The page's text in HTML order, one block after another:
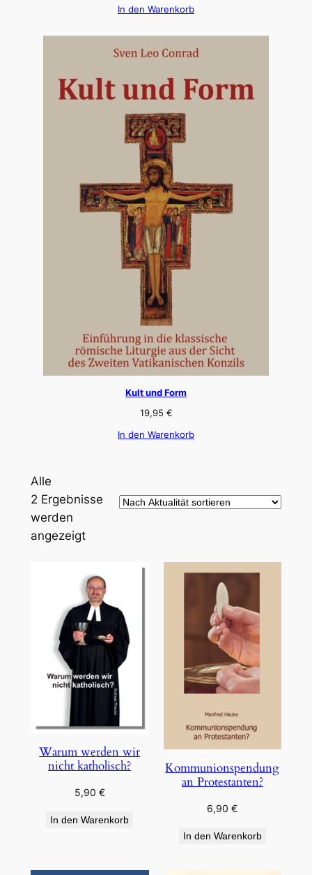
In den Warenkorb
Kult und Form
19,95 €
In den Warenkorb
Alle
2 Ergebnisse
werden
angezeigtNach
Warum werden wir
nicht katholisch?
5,90 €
In den Warenkorb
Kommunionspendung
an Protestanten?
6,90€
In den Warenkorb